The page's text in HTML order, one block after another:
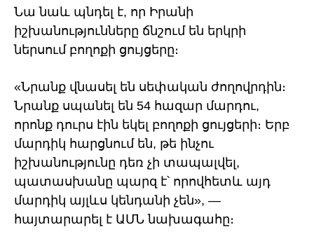
Նա նաև պնդել է, որ Իրանի
իշխանությունները ճնշում են երկրի
ներսում բողոքի ցույցերը։
«Նրանք վնասել են սեփական ժողովրդին։
Նրանք սպանել են 54 հազար մարդու,
որոնք դուրս էին եկել բողոքի ցույցերի։ Երբ
մարդիկ հարցնում են, թե ինչու
իշխանությունը դեռ չի տապալվել,
պատասխանը պարզ է՝ որովհետև այդ
մարդիկ այլևս կենդանի չեն», —
հայտարարել է ԱՄՆ նախագահը։